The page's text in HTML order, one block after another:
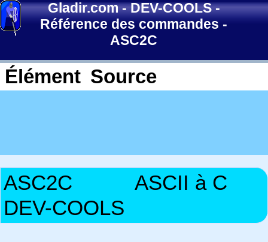
Gladir.com-DEV-COOLS-
Référence des commandes -
ASC2C
Élément Source
ASC2C
ASCII à C
DEV-COOLS